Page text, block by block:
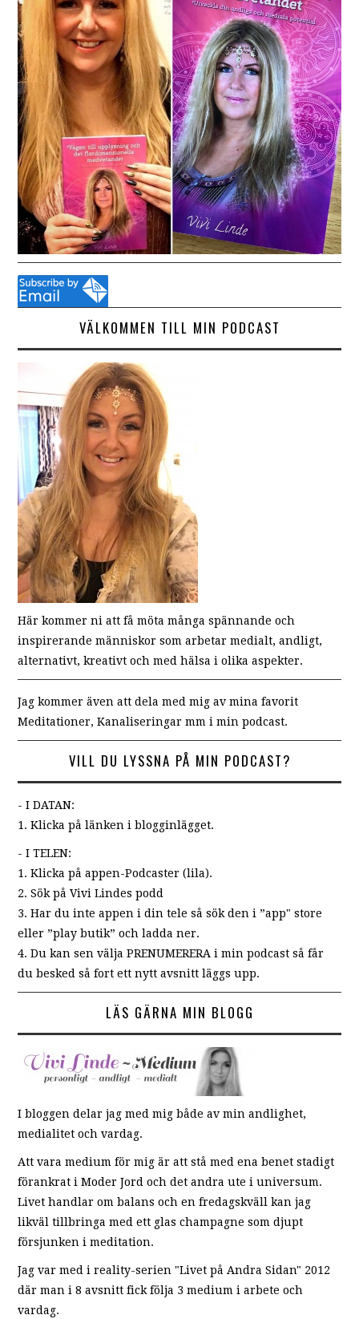
VÄLKOMMEN TILL MIN PODCAST
Här kommer ni att få möta många spännande och
inspirerande människor som arbetar medialt, andligt,
alternativt, kreativt och med hälsa i olika aspekter.
Jag kommer även att dela med mig av mina favorit
Meditationer, Kanaliseringar mm i min podcast.
VILL DU LYSSNA PÅ MIN PODCAST?
- I DATAN:
1. Klicka på länken i blogginlägget.
- I TELEN:
1. Klicka på appen-Podcaster (lila).
2. Sök på Vivi Lindes podd
3. Har du inte appen i din tele så sök den i ”app" store
eller ”play butik” och ladda ner.
4. Du kan sen välja PRENUMERERA i min podcast så får
du besked så fort ett nytt avsnitt läggs upp.
LÄS GÄRNA MIN BLOGG
I bloggen delar jag med mig både av min andlighet,
medialitet och vardag.
Att vara medium för mig är att stå med ena benet stadigt
förankrat i Moder Jord och det andra ute i universum.
Livet handlar om balans och en fredagskväll kan jag
likväl tillbringa med ett glas champagne som djupt
försjunken i meditation.
Jag var med i reality-serien "Livet på Andra Sidan" 2012
där man i 8 avsnitt fick följa 3 medium i arbete och
vardag.